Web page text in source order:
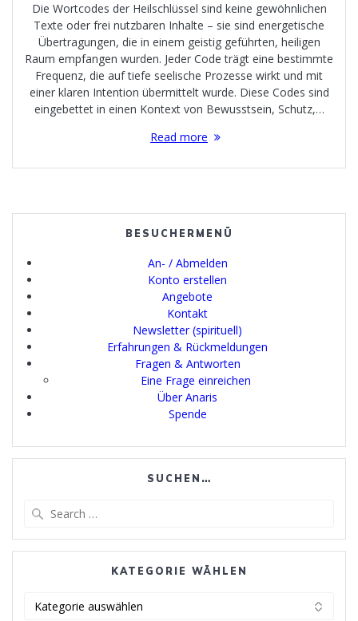
Die Wortcodes der Heilschlüssel sind keine gewöhnlichen
Texte oder frei nutzbaren Inhalte – sie sind energetische
Übertragungen, die in einem geistig geführten, heiligen
Raum empfangen wurden. Jeder Code trägt eine bestimmte
Frequenz, die auf tiefe seelische Prozesse wirkt und mit
einer klaren Intention übermittelt wurde. Diese Codes sind
eingebettet in einen Kontext von Bewusstsein, Schutz,…
Read more
BESUCHERMENÜ
An- / Abmelden
Konto erstellen
Angebote
Kontakt
Newsletter (spirituell)
Erfahrungen & Rückmeldungen
Fragen & Antworten
Eine Frage einreichen
Über Anaris
Spende
SUCHEN…
KATEGORIE WÄHLEN